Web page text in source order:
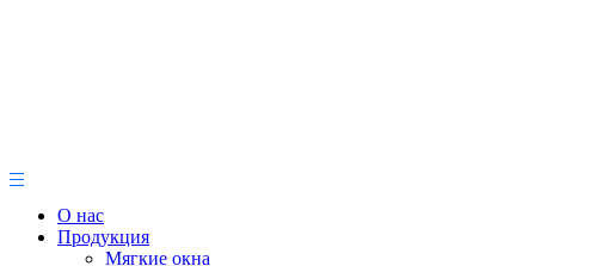
О нас
Продукция
Мягкие окна